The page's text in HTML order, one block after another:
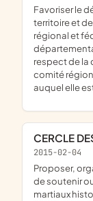
favoriser le développement de l'escrime sur son
territoire et
régional et
respect de la
comité
auquel elle
CERCLE
2015-02-04
proposer, organiser, créer des activités dans l'objectif
de soutenir
martiaux